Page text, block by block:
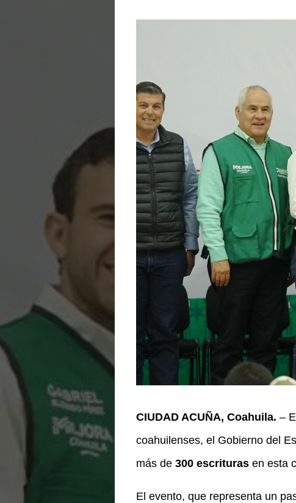
CIUDAD ACUÑA, Coahuila. –
coahuilenses, el Gobierno del
más de 300 escriturasen esta
El evento, que representa un